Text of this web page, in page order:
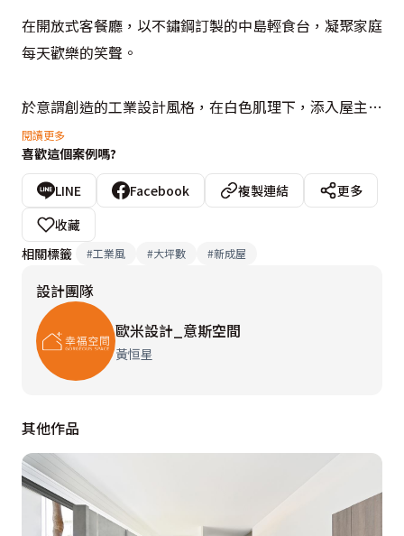
在開放式客餐廳，以不鏽鋼訂製的中島輕食台，凝聚家庭
每天歡樂的笑聲。
於意謂創造的工業設計風格，在白色肌理下，添入屋主私
選的炫色畫品，有如畫龍點睛神來一筆的精彩。
白居藝（White Ind.），一個協同屋主設計的專屬領域，
一個嘗試描繪懂得享受生活品味的工業美學空間。
設計概念文字為【歐米設計_意斯空間】提供
閱讀更多
喜歡這個案例嗎?
LINE Facebook 複製連結
更多
收藏
相關標籤
#工業風 #大坪數 #新成屋
設計團隊
歐米設計_意斯空間
黃恒星
其他作品